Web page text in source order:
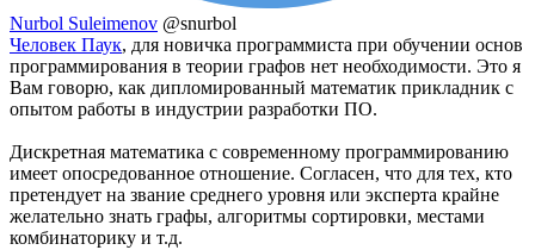
Nurbol Suleimenov @snurbol
Человек Паук, для новичка программиста при обучении основ
программирования в теории графов нет необходимости. Это я
Вам говорю, как дипломированный математик прикладник с
опытом работы в индустрии разработки ПО.
Дискретная математика с современному программированию
имеет опосредованное отношение. Согласен, что для тех, кто
претендует на звание среднего уровня или эксперта крайне
желательно знать графы, алгоритмы сортировки, местами
комбинаторику и т.д.